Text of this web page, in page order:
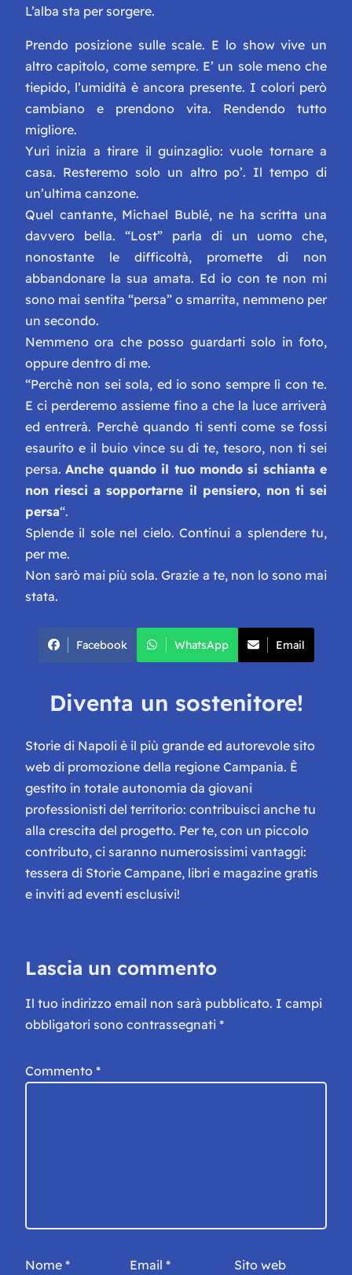
L’alba sta per sorgere.
Prendo posizione sulle scale. E lo show vive un
altro capitolo, come sempre. E’ un sole meno che
tiepido, l’umidità è ancora presente. I colori però
cambiano e prendono vita. Rendendo tutto
migliore.
Yuri inizia a tirare il guinzaglio: vuole tornare a
casa. Resteremo solo un altro po’. Il tempo di
un’ultima canzone.
Quel cantante, Michael Bublé, ne ha scritta una
davvero bella. “Lost” parla di un uomo che,
nonostante le difficoltà, promette di non
abbandonare la sua amata. Ed io con te non mi
sono mai sentita “persa” o smarrita, nemmeno per
un secondo.
Nemmeno ora che posso guardarti solo in foto,
oppure dentro di me.
“Perchè non sei sola, ed io sono sempre lì con te.
E ci perderemo assieme fino a che la luce arriverà
ed entrerà. Perchè quando ti senti come se fossi
esaurito e il buio vince su di te, tesoro, non ti sei
persa.Anche quando il tuo mondo si schianta e
non riesci a sopportarne il pensiero, non ti sei
persa“.
Splende il sole nel cielo. Continui a splendere tu,
per me.
Non sarò mai più sola. Grazie a te, non lo sono mai
stata.
Facebook WhatsApp Email
Diventa un sostenitore!
Storie di Napoli è il più grande ed autorevole sito
web di promozione della regione Campania. È
gestito in totale autonomia da giovani
professionisti del territorio: contribuisci anche tu
alla crescita del progetto. Per te, con un piccolo
contributo, ci saranno numerosissimi vantaggi:
tessera di Storie Campane, libri e magazine gratis
e inviti ad eventi esclusivi!
Lascia un commento
Il tuo indirizzo email non sarà pubblicato. I campi
obbligatori sono contrassegnati *
Commento *
Nome * Email * Sito web